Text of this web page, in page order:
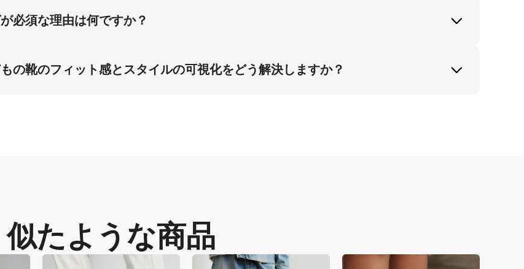
靴のドレープ・カラーが一致することを保証します。
必須な理由は何ですか？
いい子ども用靴』および『耐久性のある子ども用靴』のトップ検索意図を直接満たします。
の靴のフィット感とスタイルの可視化をどう解決しますか？
似たような商品